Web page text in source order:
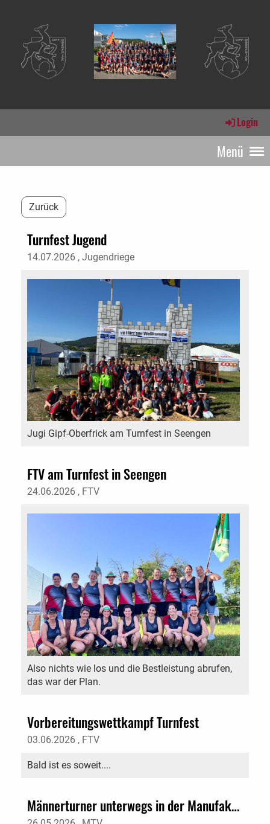
Login
Menü
Zurück
Turnfest Jugend
14.07.2026 , Jugendriege
Jugi Gipf-Oberfrick am Turnfest in Seengen
FTV am Turnfest in Seengen
24.06.2026 , FTV
Also nichts wie los und die Bestleistung abrufen,
das war der Plan.
Vorbereitungswettkampf Turnfest
03.06.2026 , FTV
Bald ist es soweit....
Männerturner unterwegs in der Manufaktur Dyhrberg